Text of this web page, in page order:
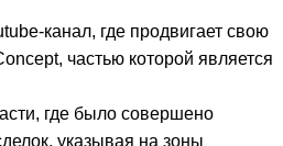
канал, где продвигает свою
частью которой является
где было совершено
указывая на зоны